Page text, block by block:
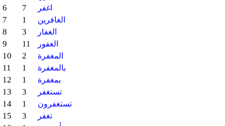
6 7 اغفر
7 1 الغافرين
8 3 الغفار
9 11 الغفور
10 2 المغفرة
11 1 بالمغفرة
12 1 بمغفرة
13 3 تستغفر
14 1 تستغفرون
15 3 تغفر